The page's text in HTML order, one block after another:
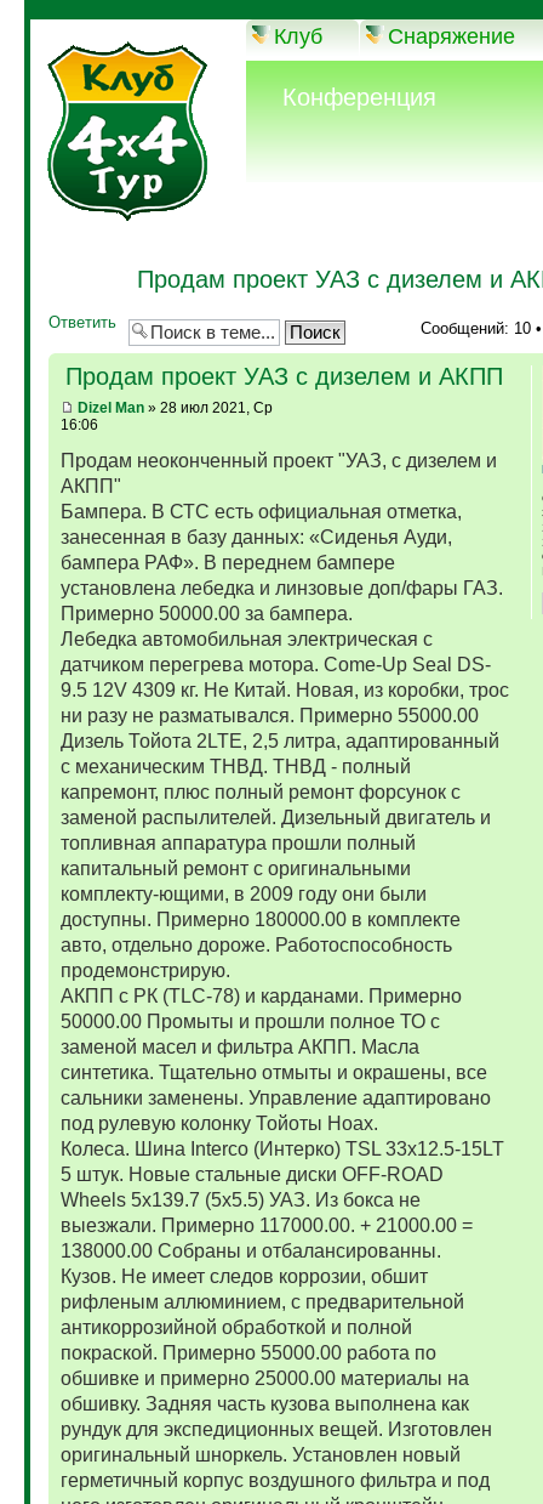
Клуб Снаряжение
Конференция
Продам проект УАЗ с дизелем и
Ответить Сообщений: 10
Продам проект УАЗ с дизелем и АКПП
Dizel Man» 28 июл 2021, Ср
16:06
Продам неоконченный проект "УАЗ, с дизелем и
АКПП"
Бампера. В СТС есть официальная отметка,
занесенная в базу данных: «Сиденья Ауди,
бампера РАФ». В переднем бампере
установлена лебедка и линзовые доп/фары ГАЗ.
Примерно 50000.00 за бампера.
Лебедка автомобильная электрическая с
датчиком перегрева мотора. Come-Up Seal DS-
9.5 12V 4309 кг. Не Китай. Новая, из коробки, трос
ни разу не разматывался. Примерно 55000.00
Дизель Тойота 2LTE, 2,5 литра, адаптированный
с механическим ТНВД. ТНВД - полный
капремонт, плюс полный ремонт форсунок с
заменой распылителей. Дизельный двигатель и
топливная аппаратура прошли полный
капитальный ремонт с оригинальными
комплекту-ющими, в 2009 году они были
доступны. Примерно 180000.00 в комплекте
авто, отдельно дороже. Работоспособность
продемонстрирую.
АКПП с РК (TLC-78) и карданами. Примерно
50000.00 Промыты и прошли полное ТО с
заменой масел и фильтра АКПП. Масла
синтетика. Тщательно отмыты и окрашены, все
сальники заменены. Управление адаптировано
под рулевую колонку Тойоты Ноах.
Колеса. Шина Interco (Интерко) TSL 33x12.5-15LT
5 штук. Новые стальные диски OFF-ROAD
Wheels 5x139.7 (5x5.5) УАЗ. Из бокса не
выезжали. Примерно 117000.00. + 21000.00 =
138000.00 Собраны и отбалансированны.
Кузов. Не имеет следов коррозии, обшит
рифленым аллюминием, с предварительной
антикоррозийной обработкой и полной
покраской. Примерно 55000.00 работа по
обшивке и примерно 25000.00 материалы на
обшивку. Задняя часть кузова выполнена как
рундук для экспедиционных вещей. Изготовлен
оригинальный шноркель. Установлен новый
герметичный корпус воздушного фильтра и под